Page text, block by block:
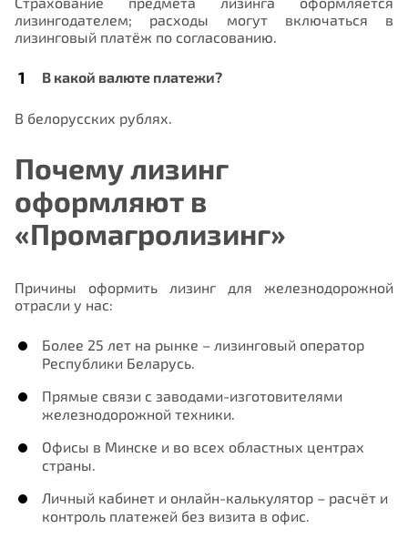
лизингодателем; расходы могут включаться в
лизинговый платёж по согласованию.
В какой валюте платежи?
В белорусских рублях.
Почему лизинг
оформляют в
«Промагролизинг»
Причины оформить лизинг для железнодорожной
отрасли у нас:
Более 25 лет на рынке – лизинговый оператор
Республики Беларусь.
Прямые связи с заводами-изготовителями
железнодорожной техники.
Офисы в Минске и во всех областных центрах
страны.
Личный кабинет и онлайн-калькулятор – расчёт и
контроль платежей без визита в офис.